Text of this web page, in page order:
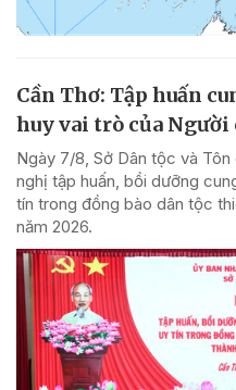
Cần Thơ: Tập huấn
huy vai trò của Người
Ngày 7/8, Sở Dân tộc và
nghị tập huấn, bồi dưỡng
tín trong đồng bào dân tộc
năm 2026.